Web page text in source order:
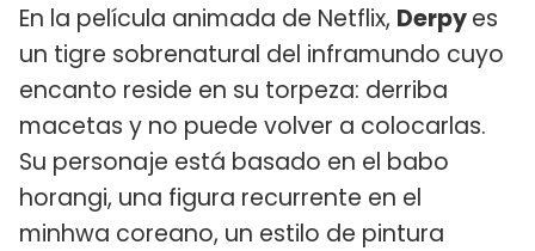
En la película animada de Netflix, Derpyes
un tigre sobrenatural del inframundo cuyo
encanto reside en su torpeza: derriba
macetas y no puede volver a colocarlas.
Su personaje está basado en el babo
horangi, una figura recurrente en el
minhwa coreano, un estilo de pintura